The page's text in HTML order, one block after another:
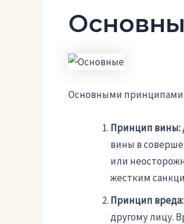
Основными принципами
Принцип вины:
вины в
или
жестким
Принцип вреда:
другому лицу.